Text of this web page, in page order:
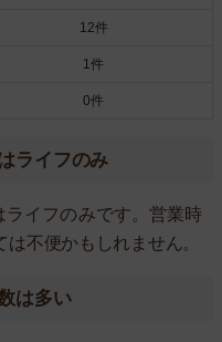
12件
1件
0件
ライフのみ
イフのみです。営業時
不便かもしれません。
は多い